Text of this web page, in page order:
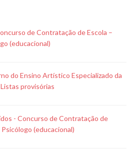
de Contratação de Escola –
(educacional)
do Ensino Artístico Especializado da
provisórias
- Concurso de Contratação de
(educacional)